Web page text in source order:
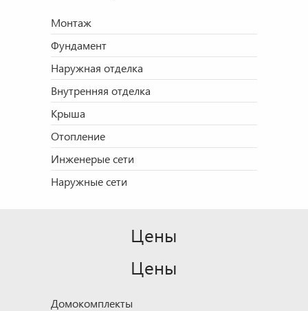
Монтаж
Фундамент
Наружная отделка
Внутренняя отделка
Крыша
Отопление
Инженерые сети
Наружные сети
Цены
Цены
Домокомплекты